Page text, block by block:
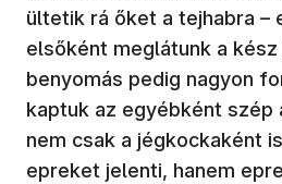
ültetik rá őket a tejhabra –
elsőként meglátunk a
benyomás pedig nagyon
kaptuk az egyébként szép
nem csak a jégkockaként
epreket jelenti, hanem